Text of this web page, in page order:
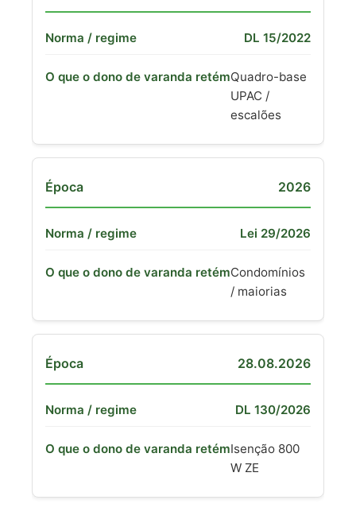
DL 15/2022
Quadro-base
UPAC /
escalões
2026
Lei 29/2026
Condomínios
/ maiorias
28.08.2026
DL 130/2026
Isenção 800
W ZE